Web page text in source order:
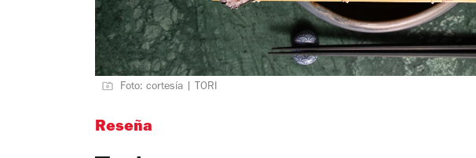
Foto: cortesía | TORI
Reseña